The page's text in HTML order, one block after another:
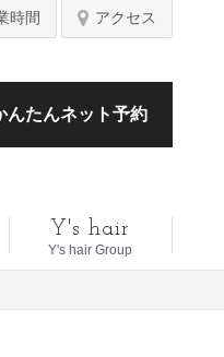
時間 アクセス
んたんネット予約
Y's hair Group
Y's hair